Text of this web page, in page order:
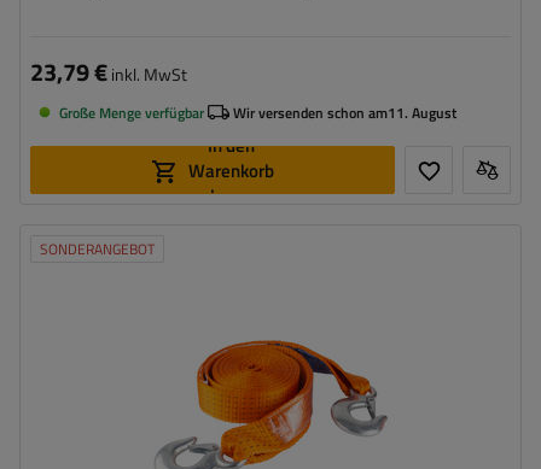
23,79 €inkl. MwSt
Große Menge verfügbar Wir versenden schon am11. August
In den
Warenkorb
legen
SONDERANGEBOT